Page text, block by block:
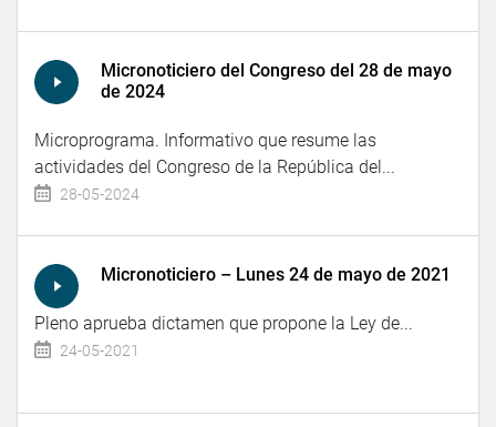
Micronoticiero del Congreso del 28 de mayo
de 2024
Microprograma. Informativo que resume las
actividades del Congreso de la República del...
28-05-2024
Micronoticiero – Lunes 24 de mayo de 2021
Pleno aprueba dictamen que propone la Ley de...
24-05-2021